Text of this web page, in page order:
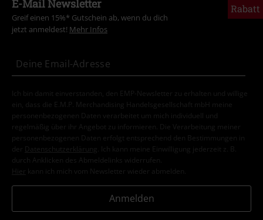
Rabatt
E-Mail Newsletter
Greif einen 15%* Gutschein ab, wenn du dich
jetzt anmeldest! Mehr Infos
Ich bin damit einverstanden, den EMP-Newsletter zu erhalten und willige
ein, dass die E.M.P. Merchandising Handelsgesellschaft mbH meine
personenbezogenen Daten verarbeitet um mich individuell und
regelmäßig über ihr Angebot zu informieren. Die Verarbeitung meiner
personenbezogenen Daten erfolgt entsprechend den Bestimmungen in
der
Datenschutzerklärung
. Ich kann meine Einwilligung jederzeit z. B.
durch Anklicken des Abmeldelinks widerrufen.
Hier kann ich mich vom Newsletter wieder abmelden.
Anmelden